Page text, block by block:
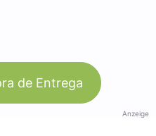
de Entrega
Anzeige